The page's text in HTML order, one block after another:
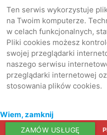
Ten serwis wykorzystuje
na Twoim komputerze.
w celach funkcjonalnych,
Pliki cookies możesz
swojej przeglądarki
naszego serwisu
przeglądarki internetowej
stosowania plików cookies.
Wiem, zamknij
ZAMÓW USŁUGĘ